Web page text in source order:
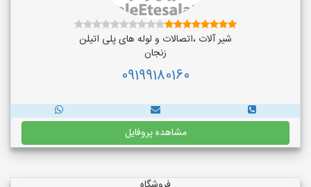
شیر آلات ،اتصالات و لوله های پلی اتیلن
زنجان
09199180160
مشاهده پروفایل